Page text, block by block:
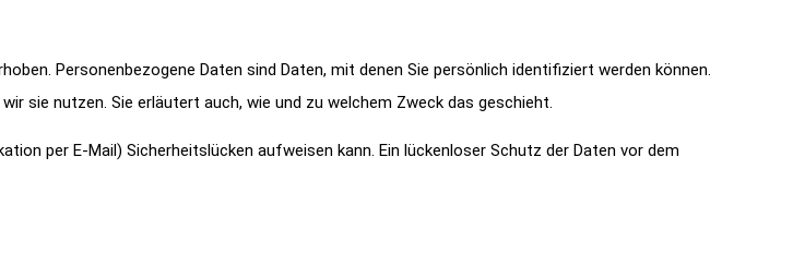
Personenbezogene Daten sind Daten, mit denen Sie persönlich identifiziert werden können.
sie nutzen. Sie erläutert auch, wie und zu welchem Zweck das geschieht.
per E-Mail) Sicherheitslücken aufweisen kann. Ein lückenloser Schutz der Daten vor dem